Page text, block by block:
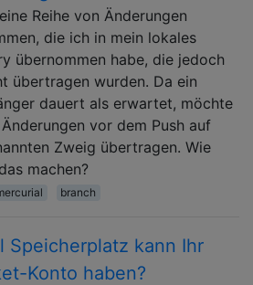
Reihe von Änderungen
die ich in mein lokales
übernommen habe, die jedoch
übertragen wurden. Da ein
dauert als erwartet, möchte
vor dem Push auf
Zweig übertragen. Wie
machen?
branch
Speicherplatz kann Ihr
Konto haben?